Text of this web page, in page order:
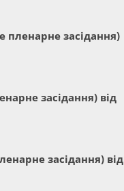
пленарне засідання)
засідання) від
засідання) від